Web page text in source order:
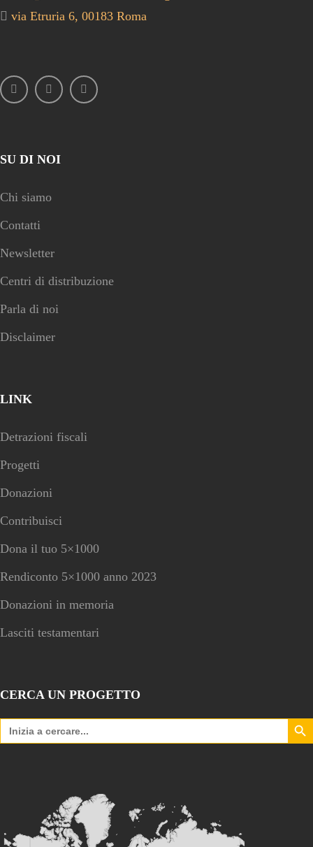
via Etruria 6, 00183 Roma
SU DI NOI
Chi siamo
Contatti
Newsletter
Centri di distribuzione
Parla di noi
Disclaimer
LINK
Detrazioni fiscali
Progetti
Donazioni
Contribuisci
Dona il tuo 5×1000
Rendiconto 5×1000 anno 2023
Donazioni in memoria
Lasciti testamentari
CERCA UN PROGETTO
Search
for:
Search